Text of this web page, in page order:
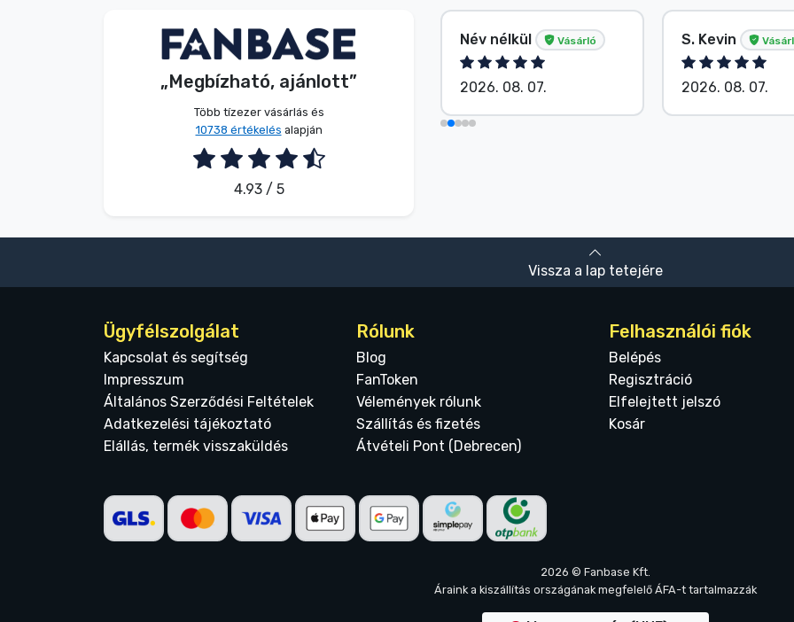
„Megbízható, ajánlott”
Több tízezer vásárlás és
10738 értékelés alapján
4.93 / 5
G. Gábor Vásárló
2026. 08. 07.
Név nélkül Vásárló
2026. 08. 07.
S. Kevin
2026. 08. 07.
Vissza a lap tetejére
Ügyfélszolgálat
Kapcsolat és segítség
Impresszum
Általános Szerződési Feltételek
Adatkezelési tájékoztató
Elállás, termék visszaküldés
Rólunk
Blog
FanToken
Vélemények rólunk
Szállítás és fizetés
Átvételi Pont (Debrecen)
Felhasználói fiók
Belépés
Regisztráció
Elfelejtett jelszó
Kosár
2026 © Fanbase Kft.
Áraink a kiszállítás országának megfelelő ÁFA-t tartalmazzák